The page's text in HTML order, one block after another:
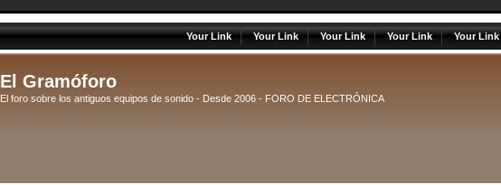
Your Link Your Link Your Link Your Link Your Link
El Gramóforo
El foro sobre los antiguos equipos de sonido - Desde 2006 - FORO DE ELECTRÓNICA